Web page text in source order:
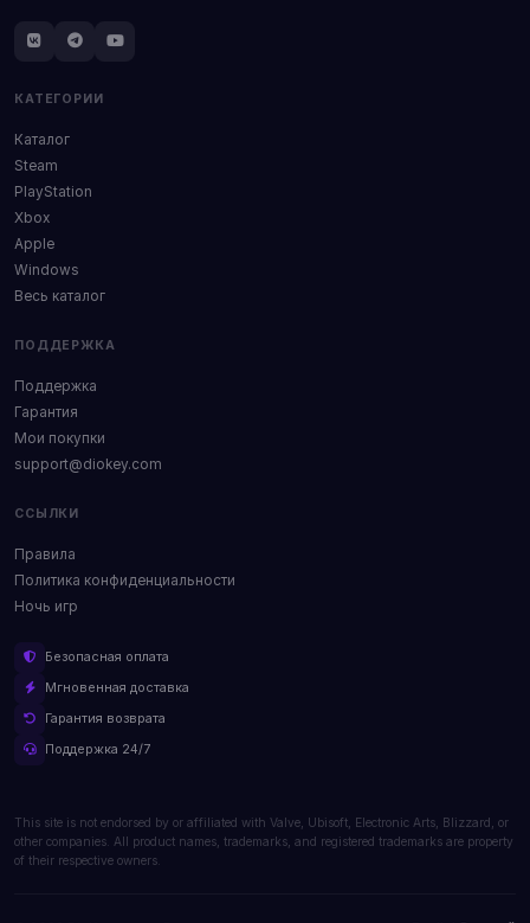
КАТЕГОРИИ
Каталог
Steam
PlayStation
Xbox
Apple
Windows
Весь каталог
ПОДДЕРЖКА
Поддержка
Гарантия
Мои покупки
support@diokey.com
ССЫЛКИ
Правила
Политика конфиденциальности
Ночь игр
Безопасная оплата
Мгновенная доставка
Гарантия возврата
Поддержка 24/7
This site is not endorsed by or affiliated with Valve, Ubisoft, Electronic Arts, Blizzard, or
other companies. All product names, trademarks, and registered trademarks are property
of their respective owners.